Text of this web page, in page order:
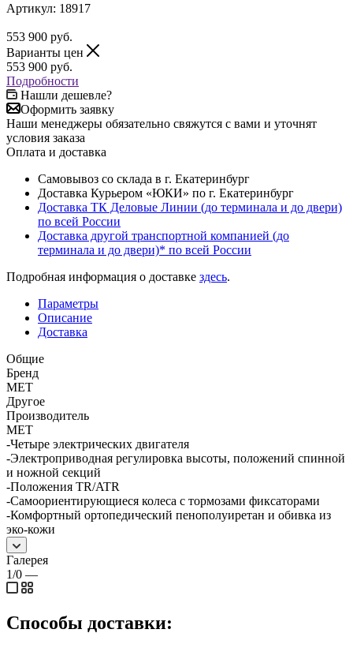
Артикул: 18917
553 900 руб.
Варианты цен
553 900 руб.
Подробности
Нашли дешевле?
Оформить заявку
Наши менеджеры обязательно свяжутся с вами и уточнят
условия заказа
Оплата и доставка
Самовывоз со склада в г. Екатеринбург
Доставка Курьером «ЮКИ» по г. Екатеринбург
Доставка ТК Деловые Линии (до терминала и до двери)
по всей России
Доставка другой транспортной компанией (до
терминала и до двери)* по всей России
Подробная информация о доставке здесь.
Параметры
Описание
Доставка
Общие
Бренд
MET
Другое
Производитель
МЕТ
-Четыре электрических двигателя
-Электроприводная регулировка высоты, положений спинной
и ножной секций
-Положения TR/ATR
-Самоориентирующиеся колеса с тормозами фиксаторами
-Комфортный ортопедический пенополуиретан и обивка из
эко-кожи
Галерея
1/0 —
Способы доставки: